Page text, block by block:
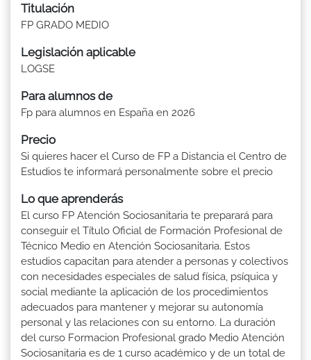
Titulación
FP GRADO MEDIO
Legislación aplicable
LOGSE
Para alumnos de
Fp para alumnos en España en 2026
Precio
Si quieres hacer el Curso de FP a Distancia el Centro de
Estudios te informará personalmente sobre el precio
Lo que aprenderás
El curso FP Atención Sociosanitaria te preparará para
conseguir el Título Oficial de Formación Profesional de
Técnico Medio en Atención Sociosanitaria. Estos
estudios capacitan para atender a personas y colectivos
con necesidades especiales de salud física, psíquica y
social mediante la aplicación de los procedimientos
adecuados para mantener y mejorar su autonomía
personal y las relaciones con su entorno. La duración
del curso Formacion Profesional grado Medio Atención
Sociosanitaria es de 1 curso académico y de un total de